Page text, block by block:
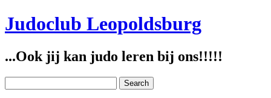
Judoclub Leopoldsburg
...Ook jij kan judo leren bij ons!!!!!